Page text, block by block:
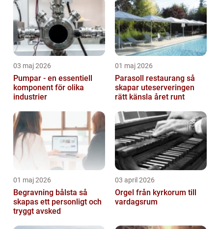
03 maj 2026
Pumpar - en essentiell
komponent för olika
industrier
01 maj 2026
Parasoll restaurang så
skapar uteserveringen
rätt känsla året runt
01 maj 2026
Begravning bålsta så
skapas ett personligt och
tryggt avsked
03 april 2026
Orgel från kyrkorum till
vardagsrum